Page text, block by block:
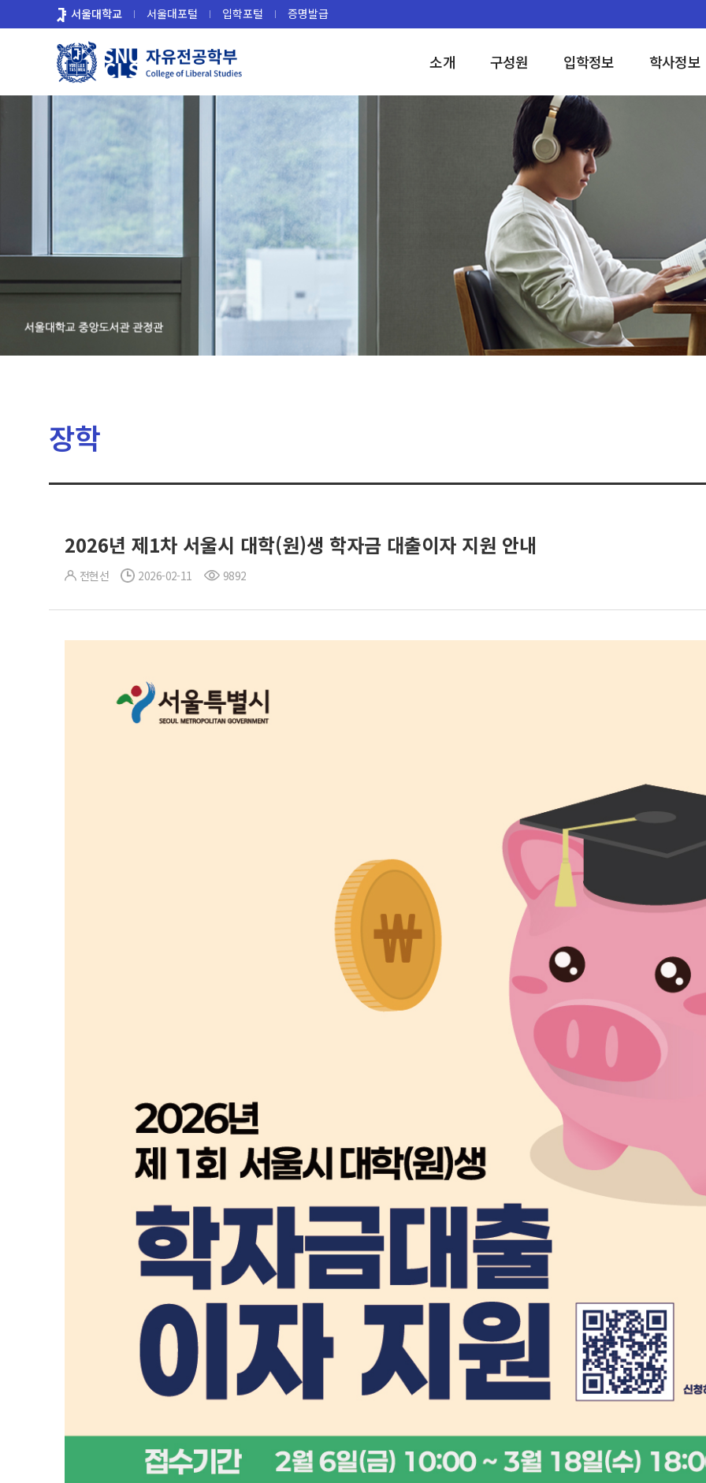
로
서울대학교 서울대포털 입학포털 증명발급
소개 구성원 입학정보 학사정보
장학
2026년 제1차 서울시 대학(원)생 학자금 대출이자 지원 안내
전현선 2026-02-11 9892